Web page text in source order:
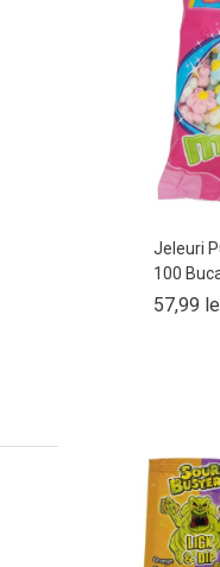
Jeleuri
100
57,99